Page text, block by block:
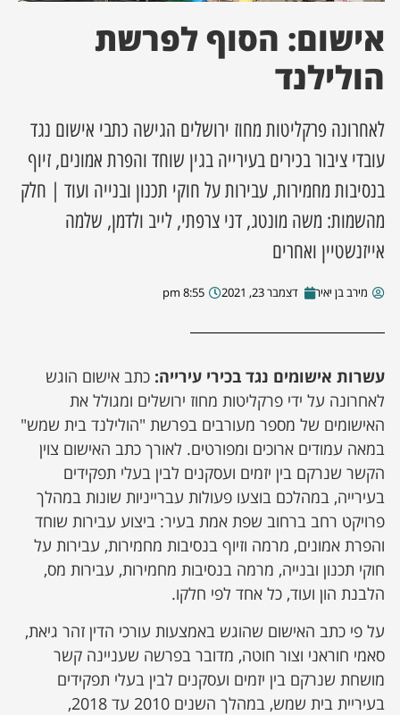
מסע מלחמה
השבוע
מקומית
עסקים
אישום: הסוף לפרשת
הולילנד
לאחרונה פרקליטות מחוז ירושלים הגישה כתבי אישום נגד
עובדי ציבור בכירים בעירייה בגין שוחד והפרת אמונים, זיוף
בנסיבות מחמירות, עבירות על חוקי תכנון ובנייה ועוד | חלק
מהשמות: משה מונטג, דני צרפתי, לייב ולדמן, שלמה
אייזנשטיין ואחרים
מירב בן יאיר דצמבר 23, 2021 8:55 pm
עשרות אישומים נגד בכירי עירייה: כתב אישום הוגש
לאחרונה על ידי פרקליטות מחוז ירושלים ומגולל את
האישומים של מספר מעורבים בפרשת "הולילנד בית שמש"
במאה עמודים ארוכים ומפורטים. לאורך כתב האישום צוין
הקשר שנרקם בין יזמים ועסקנים לבין בעלי תפקידים
בעירייה, במהלכם בוצעו פעולות עברייניות שונות במהלך
פרויקט רחב ברחוב שפת אמת בעיר: ביצוע עבירות שוחד
והפרת אמונים, מרמה וזיוף בנסיבות מחמירות, עבירות על
חוקי תכנון ובנייה, מרמה בנסיבות מחמירות, עבירות מס,
הלבנת הון ועוד, כל אחד לפי חלקו.
על פי כתב האישום שהוגש באמצעות עורכי הדין זהר גיאת,
סאמי חוראני וצור חוטה, מדובר בפרשה שעניינה קשר
מושחת שנרקם בין יזמים ועסקנים לבין בעלי תפקידים
בעיריית בית שמש, במהלך השנים 2010 עד 2018,